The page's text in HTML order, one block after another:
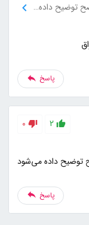
سلام و درود، مطالب سایت به‌شکلی ساده و واضح توضیح داده می‌شود که فهم آن را بسیار راحت می‌کند، ممنون از شما.
پاسخ
2
0
توضیح داده می‌شود
پاسخ